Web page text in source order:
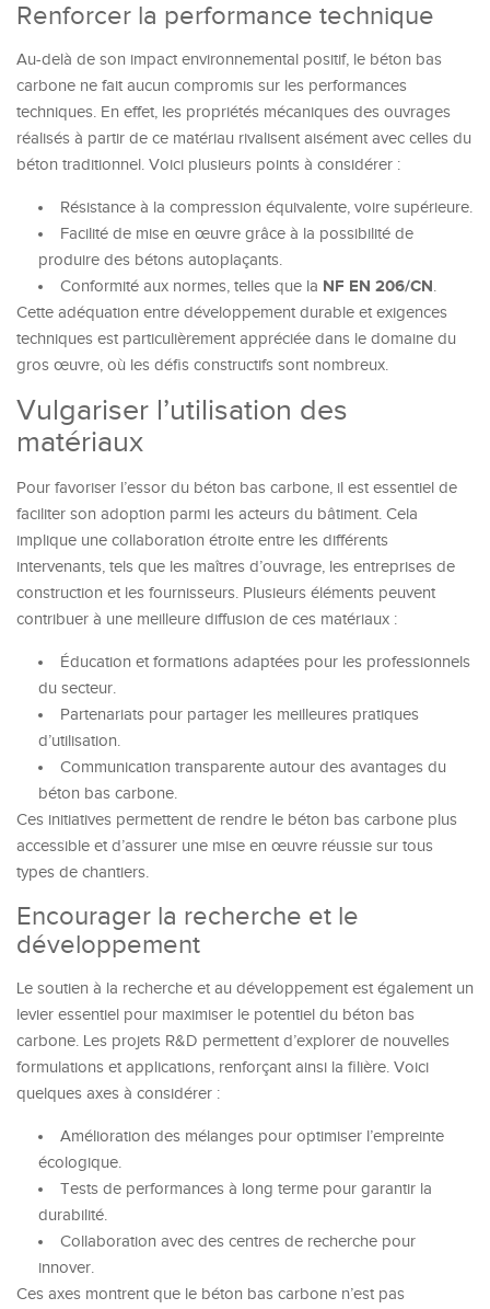
Renforcer la performance technique
Au-delà de son impact environnemental positif, le béton bas
carbone ne fait aucun compromis sur les performances
techniques. En effet, les propriétés mécaniques des ouvrages
réalisés à partir de ce matériau rivalisent aisément avec celles du
béton traditionnel. Voici plusieurs points à considérer :
Résistance à la compression équivalente, voire supérieure.
Facilité de mise en œuvre grâce à la possibilité de
produire des bétons autoplaçants.
Conformité aux normes, telles que la NF EN 206/CN.
Cette adéquation entre développement durable et exigences
techniques est particulièrement appréciée dans le domaine du
gros œuvre, où les défis constructifs sont nombreux.
Vulgariser l’utilisation des
matériaux
Pour favoriser l’essor du béton bas carbone, il est essentiel de
faciliter son adoption parmi les acteurs du bâtiment. Cela
implique une collaboration étroite entre les différents
intervenants, tels que les maîtres d’ouvrage, les entreprises de
construction et les fournisseurs. Plusieurs éléments peuvent
contribuer à une meilleure diffusion de ces matériaux :
Éducation et formations adaptées pour les professionnels
du secteur.
Partenariats pour partager les meilleures pratiques
d’utilisation.
Communication transparente autour des avantages du
béton bas carbone.
Ces initiatives permettent de rendre le béton bas carbone plus
accessible et d’assurer une mise en œuvre réussie sur tous
types de chantiers.
Encourager la recherche et le
développement
Le soutien à la recherche et au développement est également un
levier essentiel pour maximiser le potentiel du béton bas
carbone. Les projets R&D permettent d’explorer de nouvelles
formulations et applications, renforçant ainsi la filière. Voici
quelques axes à considérer :
Amélioration des mélanges pour optimiser l’empreinte
écologique.
Tests de performances à long terme pour garantir la
durabilité.
Collaboration avec des centres de recherche pour
innover.
Ces axes montrent que le béton bas carbone n’est pas